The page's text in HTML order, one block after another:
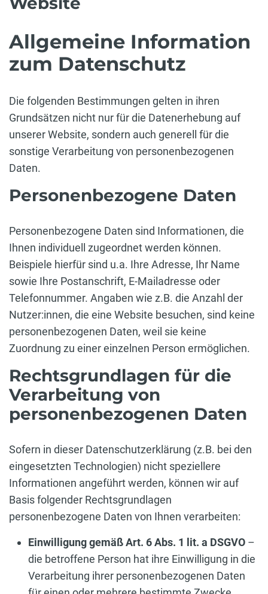
Allgemeine Information
zum Datenschutz
Die folgenden Bestimmungen gelten in ihren
Grundsätzen nicht nur für die Datenerhebung auf
unserer Website, sondern auch generell für die
sonstige Verarbeitung von personenbezogenen
Daten.
Personenbezogene Daten
Personenbezogene Daten sind Informationen, die
Ihnen individuell zugeordnet werden können.
Beispiele hierfür sind u.a. Ihre Adresse, Ihr Name
sowie Ihre Postanschrift, E-Mailadresse oder
Telefonnummer. Angaben wie z.B. die Anzahl der
Nutzer:innen, die eine Website besuchen, sind keine
personenbezogenen Daten, weil sie keine
Zuordnung zu einer einzelnen Person ermöglichen.
Rechtsgrundlagen für die
Verarbeitung von
personenbezogenen Daten
Sofern in dieser Datenschutzerklärung (z.B. bei den
eingesetzten Technologien) nicht speziellere
Informationen angeführt werden, können wir auf
Basis folgender Rechtsgrundlagen
personenbezogene Daten von Ihnen verarbeiten:
Einwilligung gemäß Art. 6 Abs. 1 lit. a DSGVO –
die betroffene Person hat ihre Einwilligung in die
Verarbeitung ihrer personenbezogenen Daten